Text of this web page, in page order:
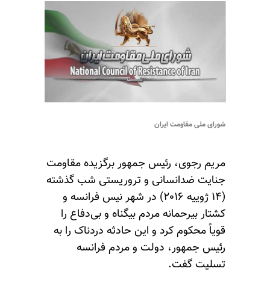
شورای ملی مقاومت ایران
مریم رجوی، رئیس جمهور برگزیده مقاومت
جنایت ضدانسانی و تروریستی شب گذشته
(۱۴ ژوییه ۲۰۱۶) در شهر نیس فرانسه و
کشتار بیرحمانه مردم بیگناه و بی‌دفاع را
قویاً محکوم کرد و این حادثه دردناک را به
رئیس جمهور، دولت و مردم فرانسه
تسلیت گفت.